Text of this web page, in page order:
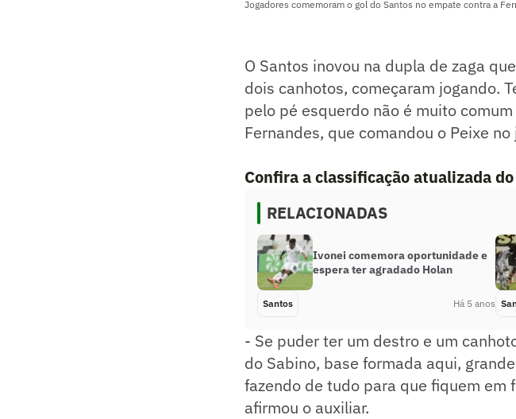
Jogadores comemoram o gol do Santos no empate contra a
O Santos inovou na dupla de zaga
dois canhotos, começaram jogando.
pelo pé esquerdo não é muito
Fernandes, que comandou o Peixe
Confira a classificação atualizada
RELACIONADAS
Ivonei comemora oportunidade e
espera ter agradado Holan
Santos Há 5 anos
- Se puder ter um destro e um
do Sabino, base formada aqui,
fazendo de tudo para que fiquem em
afirmou o auxiliar.